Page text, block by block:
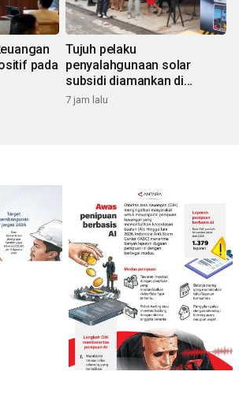
pada
Tujuh pelaku
penyalahgunaan solar
subsidi diamankan di
Sumbar
7 jam lalu